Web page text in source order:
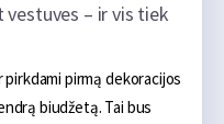
– ir vis tiek
pirkdami pirmą dekoracijos
biudžetą. Tai bus